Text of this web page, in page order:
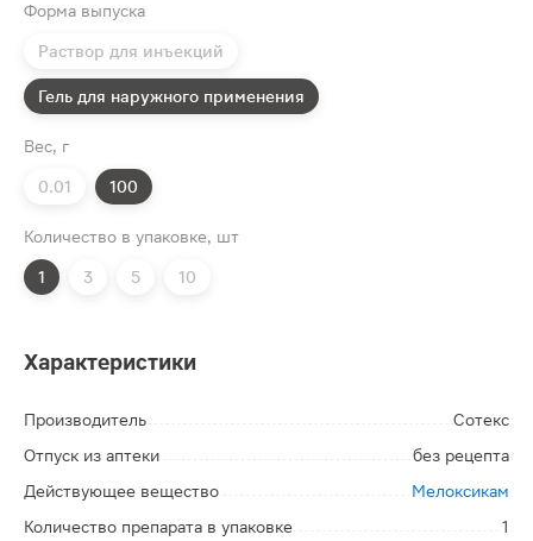
Форма выпуска
Раствор для инъекций
Гель для наружного применения
Вес, г
0.01 100
Количество в упаковке, шт
1 3 5 10
Характеристики
Производитель
Сотекс
Отпуск из аптеки
без рецепта
Действующее вещество
Мелоксикам
Количество препарата в упаковке
1